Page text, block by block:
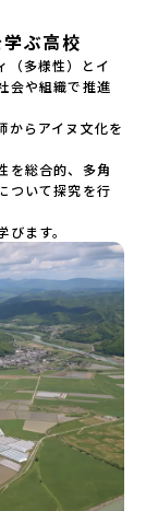
お気軽にど
んな体験が
みなさんの
ットでの質
てご参加く
参加規約へ
、「お申し
。ご確認く
みいただい
目途に、お申
当選／落選
に記載され
き、確認フ
ます。当選
合は、当選
があった場
す。登録メ
みらい留学
設定をして
。その場合
るよう設定を
せにはお答
し込みにつ
トフォンか
ん。お申込
ぶ高校
（多様性）とイ
会や組織で推進
からアイヌ文化を
を総合的、多角
ついて探究を行
ます。